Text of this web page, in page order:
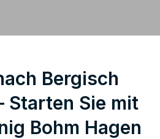
Bergisch
Starten Sie mit
Bohm Hagen